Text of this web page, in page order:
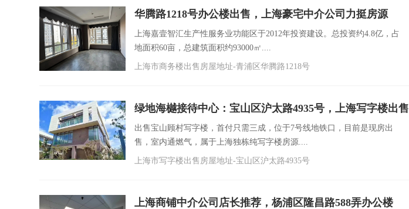
华腾路1218号办公楼出售，上海豪宅中介公司力挺房源
上海嘉壹智汇生产性服务业功能区于2012年投资建设。总投资约4.8亿，占
地面积60亩，总建筑面积约93000㎡....
上海市商务楼出售房屋地址-青浦区华腾路1218号
绿地海樾接待中心：宝山区沪太路4935号，上海写字楼出售
新房
出售宝山顾村写字楼，首付只需三成，位于7号线地铁口，目前是现房出
售，室内通燃气，属于上海独栋纯写字楼房源....
上海市写字楼出售房屋地址-宝山区沪太路4935号
上海商铺中介公司店长推荐，杨浦区隆昌路588弄办公楼